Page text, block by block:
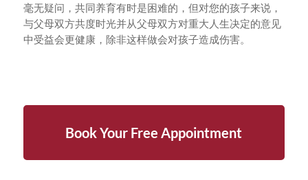
毫无疑问，共同养育有时是困难的，但对您的孩子来说，
与父母双方共度时光并从父母双方对重大人生决定的意见
中受益会更健康，除非这样做会对孩子造成伤害。
Book Your Free Appointment